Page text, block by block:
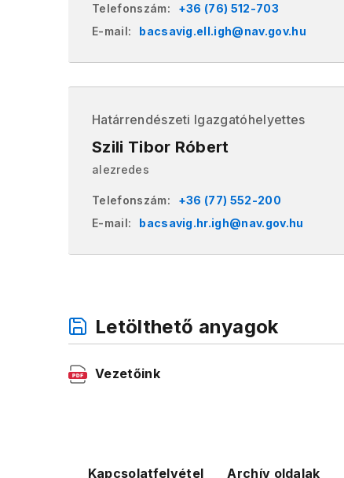
Telefonszám:
+36 (76) 512-703
E-mail:
bacsavig.ell.igh@nav.gov.hu
Határrendészeti Igazgatóhelyettes
Szili Tibor Róbert
alezredes
Telefonszám:
+36 (77) 552-200
E-mail:
bacsavig.hr.igh@nav.gov.hu
Letölthető anyagok
Vezetőink
Kapcsolatfelvétel Archív oldalak